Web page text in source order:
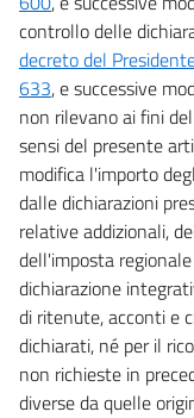
Prospetto di
Prospetto di
Tabelle
Tabella A
Tabella B
Tabella C
Tabella D
Tabella E
Tabella
Tabella
controllo delle
decreto del
633, e successive
non rilevano ai fini
sensi del presente
modifica l'importo
dalle dichiarazioni
relative addizionali,
dell'imposta
dichiarazione
di ritenute, acconti e
dichiarati, né per il
non richieste in
diverse da quelle